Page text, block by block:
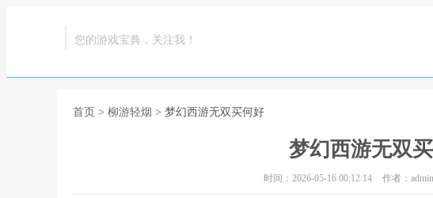
您的游戏宝典，关注我！
首页 > 柳游轻烟 > 梦幻西游无双买何好
梦幻西游无双
时间：2026-05-16 00:12:14 作者：admin